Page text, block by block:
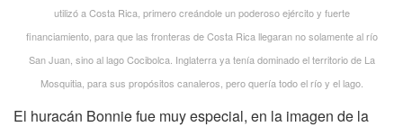
utilizó a Costa Rica, primero creándole un poderoso ejército y fuerte
financiamiento, para que las fronteras de Costa Rica llegaran no solamente al río
San Juan, sino al lago Cocibolca. Inglaterra ya tenía dominado el territorio de La
Mosquitia, para sus propósitos canaleros, pero quería todo el río y el lago.
El huracán Bonnie fue muy especial, en la imagen de la